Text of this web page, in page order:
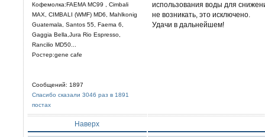
Кофемолка:FAEMA MC99 , Cimbali
MAX, CIMBALI (WMF) MD6, Mahlkonig
Guatemala, Santos 55, Faema 6,
Gaggia Bella,Jura Rio Espresso,
Rancilio MD50...
Ростер:gene cafe
Сообщений: 1897
Спасибо сказали 3046 раз в 1891
постах
использования воды для
не возникать, это исключено.
Удачи в дальнейшем!
Наверх